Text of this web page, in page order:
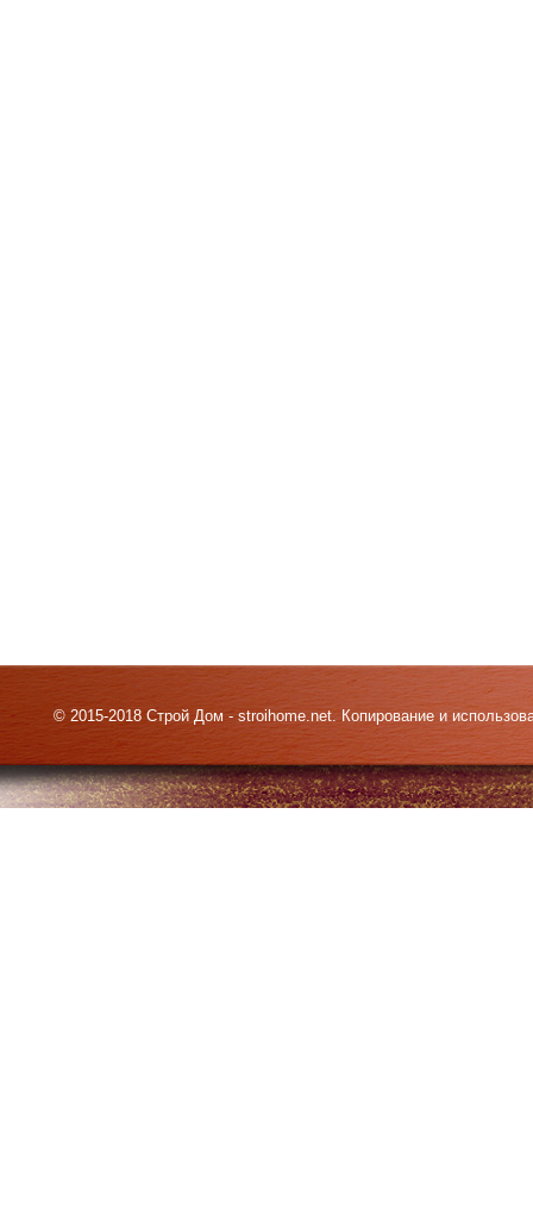
© 2015-2018 Строй Дом - stroihome.net. Копирование и